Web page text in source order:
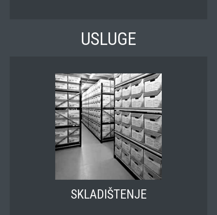
USLUGE
SKLADIŠTENJE